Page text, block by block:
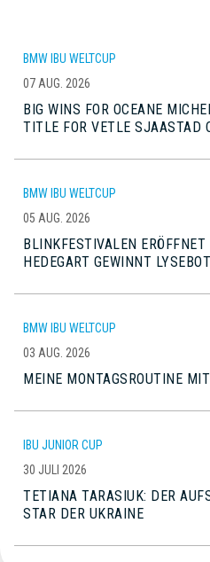
BMW IBU WELTCUP
07 AUG. 2026
BIG WINS FOR OCEANE
TITLE FOR VETLE SJAASTAD
BMW IBU WELTCUP
05 AUG. 2026
BLINKFESTIVALEN
HEDEGART GEWINNT
BMW IBU WELTCUP
03 AUG. 2026
MEINE MONTAGSROUTINE
IBU JUNIOR CUP
30 JULI 2026
TETIANA TARASIUK: DER
STAR DER UKRAINE